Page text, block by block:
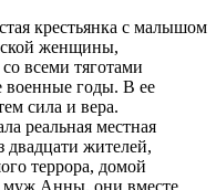
крестьянка с малышом
женщины,
всеми тяготами
военные годы. В ее
сила и вера.
реальная местная
жителей,
террора, домой
муж Анны, они вместе